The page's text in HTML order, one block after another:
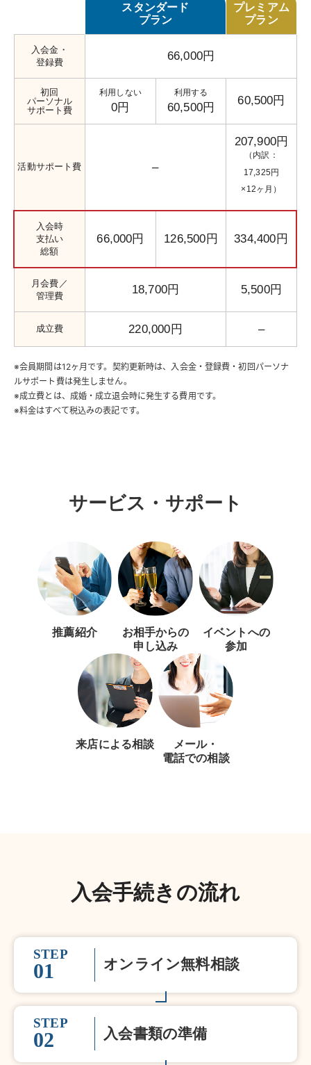
スタンダード
プラン
プレミアム
プラン
入会金・
登録費
66,000円
初回
パーソナル
サポート費
利用しない
0円
利用する
60,500円
60,500円
活動サポート費 –
207,900円
（内訳：
17,325円
×12ヶ月）
入会時
支払い
総額
66,000円 126,500円 334,400円
月会費／
管理費
18,700円 5,500円
成立費 220,000円 –
※会員期間は12ヶ月です。契約更新時は、入会金・登録費・初回パーソナ
ルサポート費は発生しません。
※成立費とは、成婚・成立退会時に発生する費用です。
※料金はすべて税込みの表記です。
サービス・サポート
推薦紹介
お相手からの
申し込み
イベントへの
参加
来店による相談
メール・
電話での相談
入会手続きの流れ
STEP
01 オンライン無料相談
STEP
02 入会書類の準備